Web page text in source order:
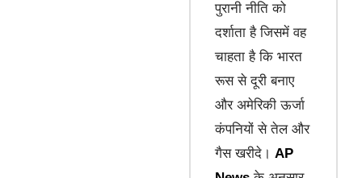
पुरानी नीति को
दर्शाता है जिसमें वह
चाहता है कि भारत
रूस से दूरी बनाए
और अमेरिकी ऊर्जा
कंपनियों से तेल और
गैस खरीदे। AP